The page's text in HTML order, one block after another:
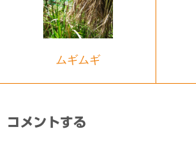
ムギムギ
コメントする